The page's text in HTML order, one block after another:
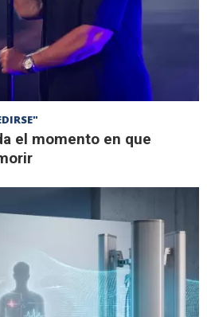
el momento en que